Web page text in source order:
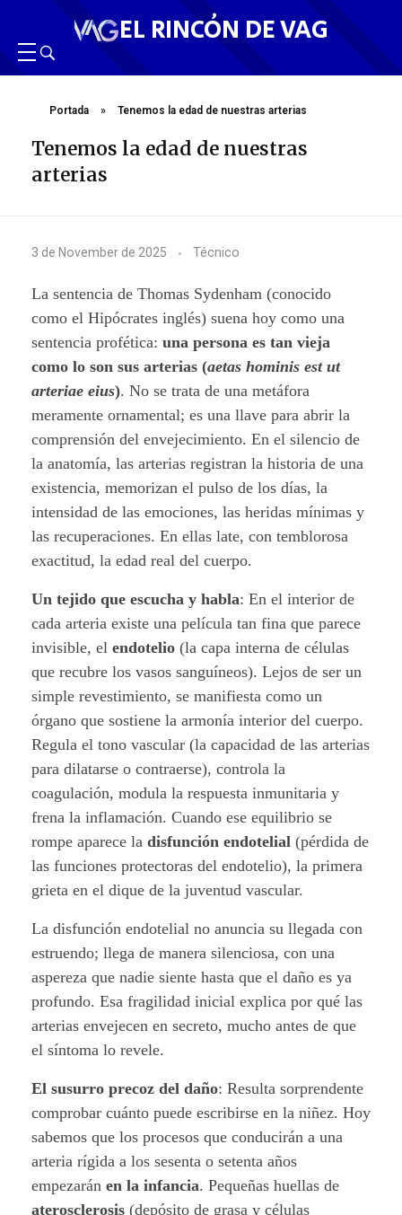
EL RINCÓN DE VAG
Portada » Tenemos la edad de nuestras arterias
Tenemos la edad de nuestras
arterias
T
e
n
e
m
o
s
l
a
d
a
d
d
e
n
u
e
s
t
r
a
a
r
t
3 de November de 2025 Técnico
La sentencia de Thomas Sydenham (conocido
como el Hipócrates inglés) suena hoy como una
sentencia profética: una persona es tan vieja
como lo son sus arterias (aetas hominis est ut
arteriae eius). No se trata de una metáfora
meramente ornamental; es una llave para abrir la
comprensión del envejecimiento. En el silencio de
la anatomía, las arterias registran la historia de una
existencia, memorizan el pulso de los días, la
intensidad de las emociones, las heridas mínimas y
las recuperaciones. En ellas late, con temblorosa
exactitud, la edad real del cuerpo.
Un tejido que escucha y habla: En el interior de
cada arteria existe una película tan fina que parece
invisible, el endotelio (la capa interna de células
que recubre los vasos sanguíneos). Lejos de ser un
simple revestimiento, se manifiesta como un
órgano que sostiene la armonía interior del cuerpo.
Regula el tono vascular (la capacidad de las arterias
para dilatarse o contraerse), controla la
coagulación, modula la respuesta inmunitaria y
frena la inflamación. Cuando ese equilibrio se
rompe aparece la disfunción endotelial (pérdida de
las funciones protectoras del endotelio), la primera
grieta en el dique de la juventud vascular.
La disfunción endotelial no anuncia su llegada con
estruendo; llega de manera silenciosa, con una
aspereza que nadie siente hasta que el daño es ya
profundo. Esa fragilidad inicial explica por qué las
arterias envejecen en secreto, mucho antes de que
el síntoma lo revele.
El susurro precoz del daño: Resulta sorprendente
comprobar cuánto puede escribirse en la niñez. Hoy
sabemos que los procesos que conducirán a una
arteria rígida a los sesenta o setenta años
empezarán en la infancia. Pequeñas huellas de
aterosclerosis (depósito de grasa y células